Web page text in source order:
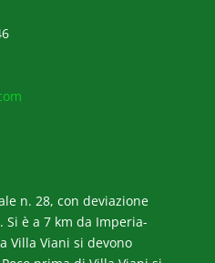
n. 28, con deviazione
Si è a 7 km da Imperia-
Villa Viani si devono